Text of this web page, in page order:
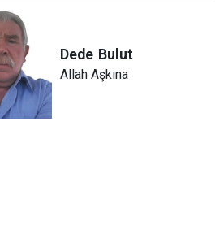
Dede Bulut
Allah Aşkına